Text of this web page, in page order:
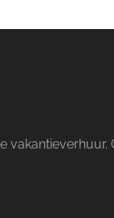
vakantieverhuur.